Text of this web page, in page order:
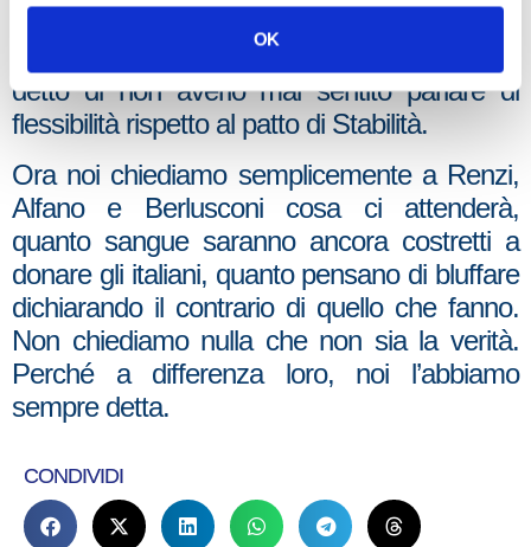
OK
rilasciata al Financial Time dal ministro
detto di non averlo mai sentito parlare di
flessibilità rispetto al patto di Stabilità.
Ora noi chiediamo semplicemente a Renzi,
Alfano e Berlusconi cosa ci attenderà,
quanto sangue saranno ancora costretti a
donare gli italiani, quanto pensano di bluffare
dichiarando il contrario di quello che fanno.
Non chiediamo nulla che non sia la verità.
Perché a differenza loro, noi l’abbiamo
sempre detta.
CONDIVIDI